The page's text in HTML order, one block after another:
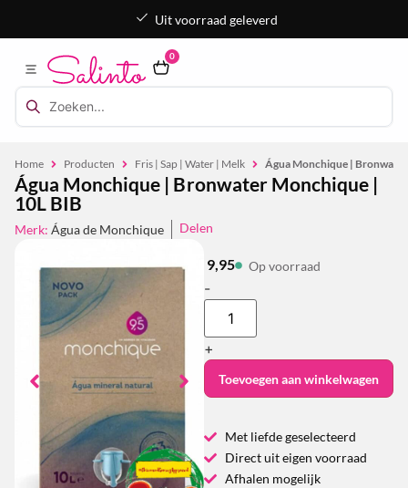
Uit voorraad geleverd
0
Home Producten Fris | Sap | Water | Melk Água Monchique |
Água Monchique | Bronwater Monchique |
10L BIB
Merk: Água de Monchique Delen
9,95 Op voorraad
-
+
Toevoegen aan winkelwagen
Met liefde geselecteerd
Direct uit eigen voorraad
Afhalen mogelijk